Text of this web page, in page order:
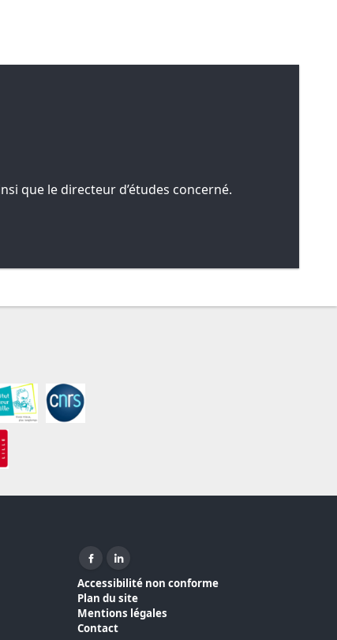
que le directeur d’études concerné.
Facebook ( nouvelle fenêtre)
Linkedin ( nouvelle fenêtre)
Accessibilité non conforme
Plan du site
Mentions légales
Contact